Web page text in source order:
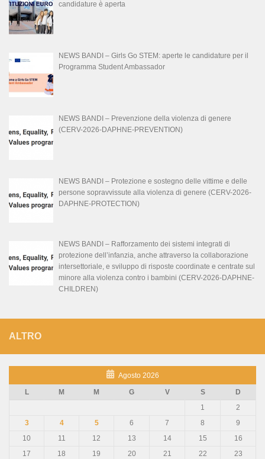
candidature è aperta
NEWS BANDI – Girls Go STEM: aperte le candidature per il
Programma Student Ambassador
NEWS BANDI – Prevenzione della violenza di genere
(CERV-2026-DAPHNE-PREVENTION)
NEWS BANDI – Protezione e sostegno delle vittime e delle
persone sopravvissute alla violenza di genere (CERV-2026-
DAPHNE-PROTECTION)
NEWS BANDI – Rafforzamento dei sistemi integrati di
protezione dell’infanzia, anche attraverso la collaborazione
intersettoriale, e sviluppo di risposte coordinate e centrate sul
minore alla violenza contro i bambini (CERV-2026-DAPHNE-
CHILDREN)
ALTRO
Agosto 2026
L
M M G V S D
1
2
3
4 5 6 7 8
9
10
11 12 13 14 15
16
17
18 19 20 21 22
23